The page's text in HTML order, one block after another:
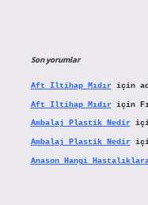
Son yorumlar
Aft Iltihap Mıdıriçin
Aft Iltihap Mıdıriçin
Ambalaj Plastik Nedir
Ambalaj Plastik Nedir
Anason Hangi